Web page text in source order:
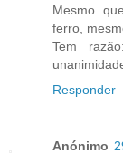
Mesmo
ferro,
Tem
Responder
Anónimo